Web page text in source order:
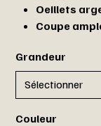
Oeillets
Coupe
Grandeur
Couleur